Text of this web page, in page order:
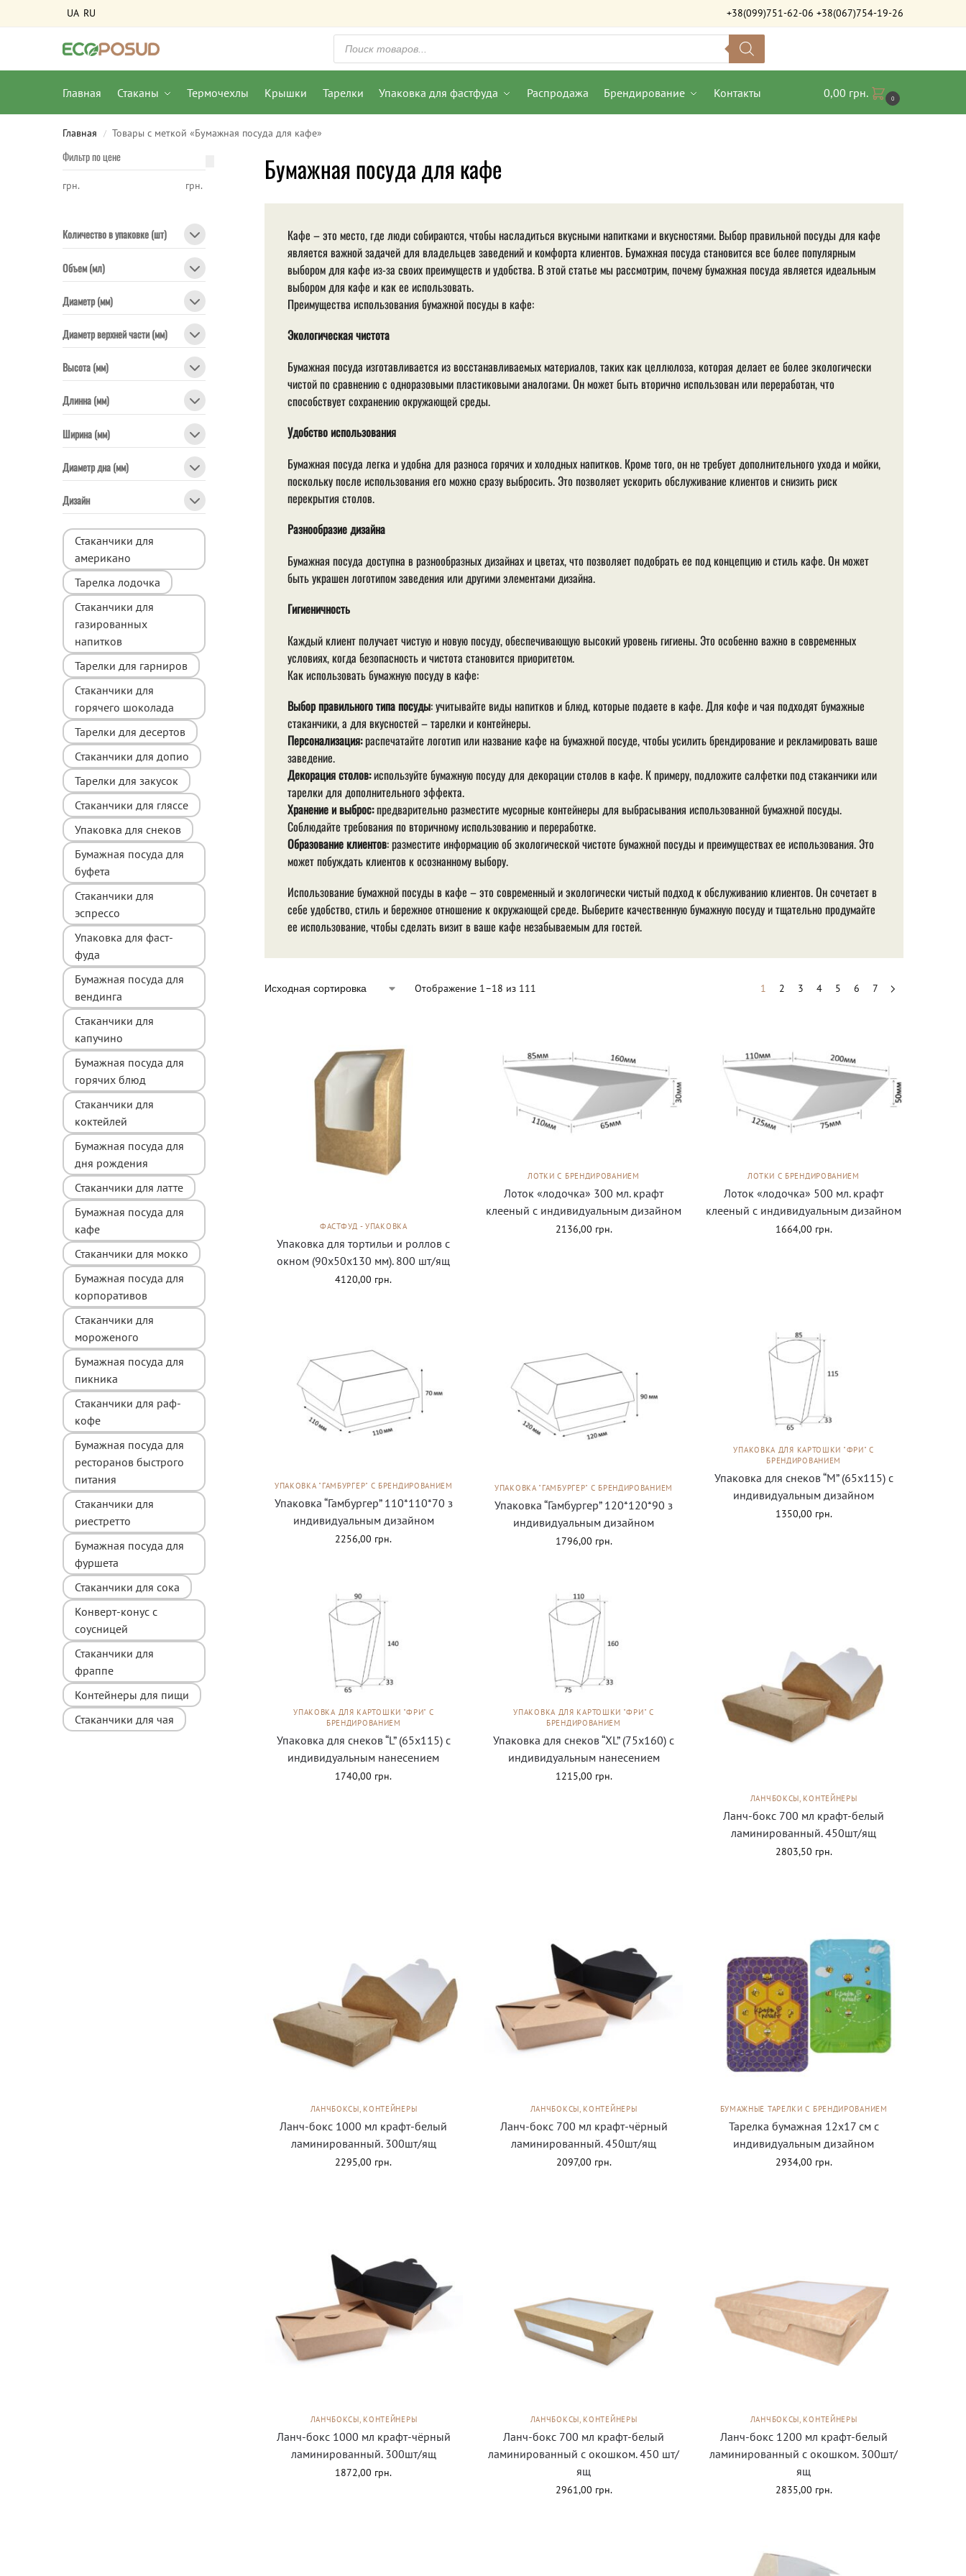
UA RU +38(099)751-62-06 +38(067)754-19-26
Главная Стаканы Термочехлы Крышки Тарелки Упаковка для фастфуда Распродажа Брендирование Контакты 0,00 грн. 0
Главная / Товары с меткой «Бумажная посуда для кафе»
Бумажная посуда для кафе
Кафе – это место, где люди собираются, чтобы насладиться вкусными напитками и вкусностями. Выбор правильной посуды для кафе
является важной задачей для владельцев заведений и комфорта клиентов. Бумажная посуда становится все более популярным
выбором для кафе из-за своих преимуществ и удобства. В этой статье мы рассмотрим, почему бумажная посуда является идеальным
выбором для кафе и как ее использовать.
Преимущества использования бумажной посуды в кафе:
Экологическая чистота
Бумажная посуда изготавливается из восстанавливаемых материалов, таких как целлюлоза, которая делает ее более экологически
чистой по сравнению с одноразовыми пластиковыми аналогами. Он может быть вторично использован или переработан, что
способствует сохранению окружающей среды.
Удобство использования
Бумажная посуда легка и удобна для разноса горячих и холодных напитков. Кроме того, он не требует дополнительного ухода и мойки,
поскольку после использования его можно сразу выбросить. Это позволяет ускорить обслуживание клиентов и снизить риск
перекрытия столов.
Разнообразие дизайна
Бумажная посуда доступна в разнообразных дизайнах и цветах, что позволяет подобрать ее под концепцию и стиль кафе. Он может
быть украшен логотипом заведения или другими элементами дизайна.
Гигиеничность
Каждый клиент получает чистую и новую посуду, обеспечивающую высокий уровень гигиены. Это особенно важно в современных
условиях, когда безопасность и чистота становится приоритетом.
Как использовать бумажную посуду в кафе:
Выбор правильного типа посуды: учитывайте виды напитков и блюд, которые подаете в кафе. Для кофе и чая подходят бумажные
стаканчики, а для вкусностей – тарелки и контейнеры.
Персонализация:распечатайте логотип или название кафе на бумажной посуде, чтобы усилить брендирование и рекламировать ваше
заведение.
Декорация столов:используйте бумажную посуду для декорации столов в кафе. К примеру, подложите салфетки под стаканчики или
тарелки для дополнительного эффекта.
Хранение и выброс:предварительно разместите мусорные контейнеры для выбрасывания использованной бумажной посуды.
Соблюдайте требования по вторичному использованию и переработке.
Образование клиентов: разместите информацию об экологической чистоте бумажной посуды и преимуществах ее использования. Это
может побуждать клиентов к осознанному выбору.
Использование бумажной посуды в кафе – это современный и экологически чистый подход к обслуживанию клиентов. Он сочетает в
себе удобство, стиль и бережное отношение к окружающей среде. Выберите качественную бумажную посуду и тщательно продумайте
ее использование, чтобы сделать визит в ваше кафе незабываемым для гостей.
Отображение 1–18 из 111 1 2 3 4 5 6 7
ФАСТФУД - УПАКОВКА
Упаковка для тортильи и роллов с
окном (90х50х130 мм). 800 шт/ящ
4120,00 грн.
ЛОТКИ С БРЕНДИРОВАНИЕМ
Лоток «лодочка» 300 мл. крафт
клееный с индивидуальным дизайном
2136,00 грн.
ЛОТКИ С БРЕНДИРОВАНИЕМ
Лоток «лодочка» 500 мл. крафт
клееный с индивидуальным дизайном
1664,00 грн.
УПАКОВКА "ГАМБУРГЕР" С БРЕНДИРОВАНИЕМ
Упаковка “Гамбургер” 110*110*70 з
индивидуальным дизайном
2256,00 грн.
УПАКОВКА "ГАМБУРГЕР" С БРЕНДИРОВАНИЕМ
Упаковка “Гамбургер” 120*120*90 з
индивидуальным дизайном
1796,00 грн.
УПАКОВКА ДЛЯ КАРТОШКИ "ФРИ" С
БРЕНДИРОВАНИЕМ
Упаковка для снеков “М” (65х115) с
индивидуальным дизайном
1350,00 грн.
УПАКОВКА ДЛЯ КАРТОШКИ "ФРИ" С
БРЕНДИРОВАНИЕМ
Упаковка для снеков “L” (65х115) с
индивидуальным нанесением
1740,00 грн.
УПАКОВКА ДЛЯ КАРТОШКИ "ФРИ" С
БРЕНДИРОВАНИЕМ
Упаковка для снеков “ХL” (75х160) с
индивидуальным нанесением
1215,00 грн.
ЛАНЧБОКСЫ, КОНТЕЙНЕРЫ
Ланч-бокс 700 мл крафт-белый
ламинированный. 450шт/ящ
2803,50 грн.
ЛАНЧБОКСЫ, КОНТЕЙНЕРЫ
Ланч-бокс 1000 мл крафт-белый
ламинированный. 300шт/ящ
2295,00 грн.
ЛАНЧБОКСЫ, КОНТЕЙНЕРЫ
Ланч-бокс 700 мл крафт-чёрный
ламинированный. 450шт/ящ
2097,00 грн.
БУМАЖНЫЕ ТАРЕЛКИ С БРЕНДИРОВАНИЕМ
Тарелка бумажная 12х17 см с
индивидуальным дизайном
2934,00 грн.
ЛАНЧБОКСЫ, КОНТЕЙНЕРЫ
Ланч-бокс 1000 мл крафт-чёрный
ламинированный. 300шт/ящ
1872,00 грн.
ЛАНЧБОКСЫ, КОНТЕЙНЕРЫ
Ланч-бокс 700 мл крафт-белый
ламинированный с окошком. 450 шт/
ящ
2961,00 грн.
ЛАНЧБОКСЫ, КОНТЕЙНЕРЫ
Ланч-бокс 1200 мл крафт-белый
ламинированный с окошком. 300шт/
ящ
2835,00 грн.
Фильтр по цене
грн. грн.
Количество в упаковке (шт)
Объем (мл)
Диаметр (мм)
Диаметр верхней части (мм)
Высота (мм)
Длинна (мм)
Ширина (мм)
Диаметр дна (мм)
Дизайн
Стаканчики для
американо
Тарелка лодочка
Стаканчики для
газированных
напитков
Тарелки для гарниров
Стаканчики для
горячего шоколада
Тарелки для десертов
Стаканчики для допио
Тарелки для закусок
Стаканчики для гляссе
Упаковка для снеков
Бумажная посуда для
буфета
Стаканчики для
эспрессо
Упаковка для фаст-
фуда
Бумажная посуда для
вендинга
Стаканчики для
капучино
Бумажная посуда для
горячих блюд
Стаканчики для
коктейлей
Бумажная посуда для
дня рождения
Стаканчики для латте
Бумажная посуда для
кафе
Стаканчики для мокко
Бумажная посуда для
корпоративов
Стаканчики для
мороженого
Бумажная посуда для
пикника
Стаканчики для раф-
кофе
Бумажная посуда для
ресторанов быстрого
питания
Стаканчики для
риестретто
Бумажная посуда для
фуршета
Стаканчики для сока
Конверт-конус с
соусницей
Стаканчики для
фраппе
Контейнеры для пищи
Стаканчики для чая